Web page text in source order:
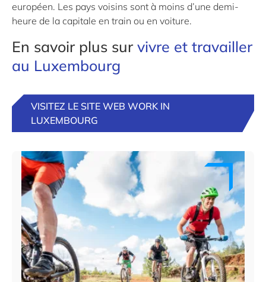
européen. Les pays voisins sont à moins d’une demi-
heure de la capitale en train ou en voiture.
En savoir plus survivre et travailler
au Luxembourg
VISITEZ LE SITE WEB WORK IN
LUXEMBOURG